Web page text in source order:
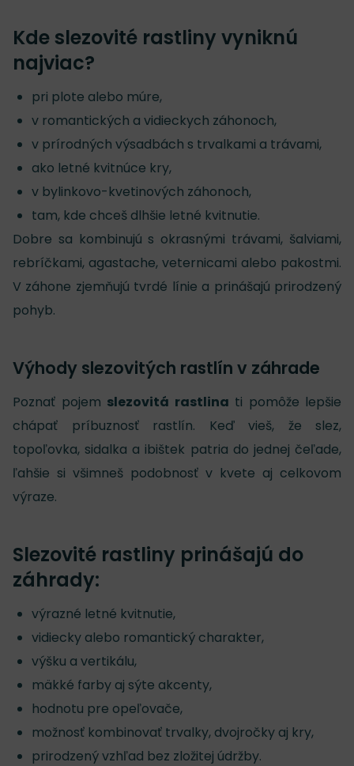
Kde slezovité rastliny vyniknú
najviac?
pri plote alebo múre,
v romantických a vidieckych záhonoch,
v prírodných výsadbách s trvalkami a trávami,
ako letné kvitnúce kry,
v bylinkovo-kvetinových záhonoch,
tam, kde chceš dlhšie letné kvitnutie.
Dobre sa kombinujú s okrasnými trávami, šalviami,
rebríčkami, agastache, veternicami alebo pakostmi.
V záhone zjemňujú tvrdé línie a prinášajú prirodzený
pohyb.
Výhody slezovitých rastlín v záhrade
Poznať pojem slezovitá rastlina ti pomôže lepšie
chápať príbuznosť rastlín. Keď vieš, že slez,
topoľovka, sidalka a ibištek patria do jednej čeľade,
ľahšie si všimneš podobnosť v kvete aj celkovom
výraze.
Slezovité rastliny prinášajú do
záhrady:
výrazné letné kvitnutie,
vidiecky alebo romantický charakter,
výšku a vertikálu,
mäkké farby aj sýte akcenty,
hodnotu pre opeľovače,
možnosť kombinovať trvalky, dvojročky aj kry,
prirodzený vzhľad bez zložitej údržby.